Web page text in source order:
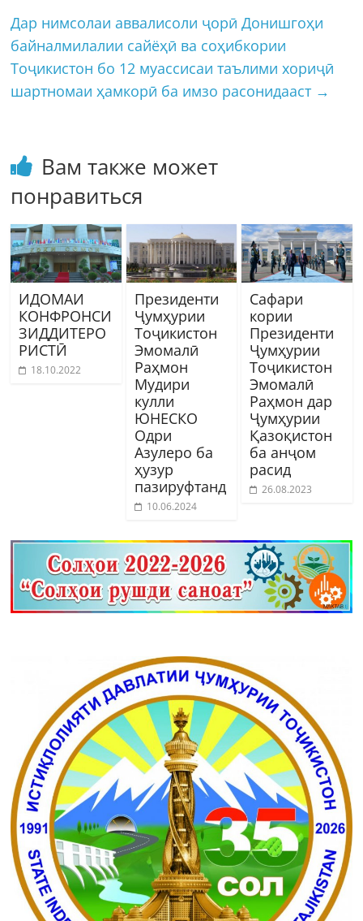
Дар нимсолаи аввалисоли ҷорӣ Донишгоҳи
байналмилалии сайёҳӣ ва соҳибкории
Тоҷикистон бо 12 муассисаи таълими хориҷӣ
шартномаи ҳамкорӣ ба имзо расонидааст →
Вам также может
понравиться
ИДОМАИ
КОНФРОНСИ
ЗИДДИТЕРО
РИСТӢ
18.10.2022
Президенти
Ҷумҳурии
Тоҷикистон
Эмомалӣ
Раҳмон
Мудири
кулли
ЮНЕСКО
Одри
Азулеро ба
ҳузур
пазируфтанд
10.06.2024
Cафари
кории
Президенти
Ҷумҳурии
Тоҷикистон
Эмомалӣ
Раҳмон дар
Ҷумҳурии
Қазоқистон
ба анҷом
расид
26.08.2023